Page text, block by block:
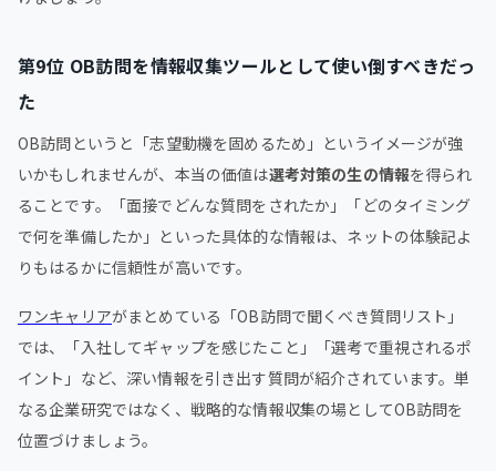
第9位 OB訪問を情報収集ツールとして使い倒すべきだっ
た
OB訪問というと「志望動機を固めるため」というイメージが強
いかもしれませんが、本当の価値は選考対策の生の情報を得られ
ることです。「面接でどんな質問をされたか」「どのタイミング
で何を準備したか」といった具体的な情報は、ネットの体験記よ
りもはるかに信頼性が高いです。
ワンキャリアがまとめている「OB訪問で聞くべき質問リスト」
では、「入社してギャップを感じたこと」「選考で重視されるポ
イント」など、深い情報を引き出す質問が紹介されています。単
なる企業研究ではなく、戦略的な情報収集の場としてOB訪問を
位置づけましょう。